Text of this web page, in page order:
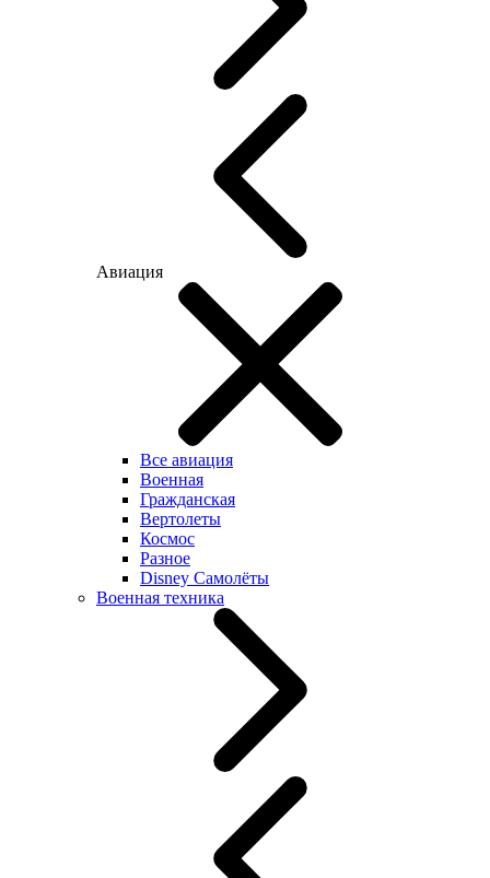
Авиация
Все авиация
Военная
Гражданская
Вертолеты
Космос
Разное
Disney Самолёты
Военная техника